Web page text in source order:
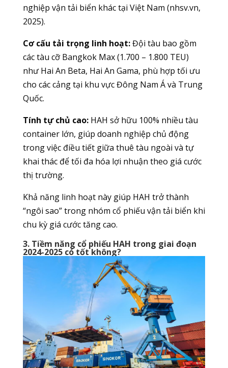
nghiệp vận tải biển khác tại Việt Nam (nhsv.vn,
2025).
Cơ cấu tải trọng linh hoạt:Đội tàu bao gồm
các tàu cỡ Bangkok Max (1.700 – 1.800 TEU)
như Hai An Beta, Hai An Gama, phù hợp tối ưu
cho các cảng tại khu vực Đông Nam Á và Trung
Quốc.
Tính tự chủ cao:HAH sở hữu 100% nhiều tàu
container lớn, giúp doanh nghiệp chủ động
trong việc điều tiết giữa thuê tàu ngoài và tự
khai thác để tối đa hóa lợi nhuận theo giá cước
thị trường.
Khả năng linh hoạt này giúp HAH trở thành
“ngôi sao” trong nhóm cổ phiếu vận tải biển khi
chu kỳ giá cước tăng cao.
3. Tiềm năng cổ phiếu HAH trong giai đoạn
2024-2025 có tốt không?